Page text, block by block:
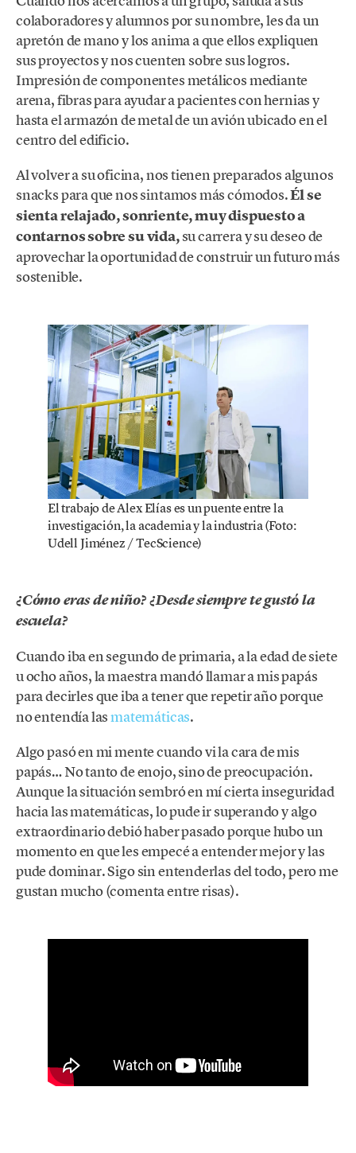
colaboradores y alumnos por su nombre, les da un
apretón de mano y los anima a que ellos expliquen
sus proyectos y nos cuenten sobre sus logros.
Impresión de componentes metálicos mediante
arena, fibras para ayudar a pacientes con hernias y
hasta el armazón de metal de un avión ubicado en el
centro del edificio.
Al volver a su oficina, nos tienen preparados algunos
snacks para que nos sintamos más cómodos.Él se
sienta relajado, sonriente, muy dispuesto a
contarnos sobre su vida,su carrera y su deseo de
aprovechar la oportunidad de construir un futuro más
sostenible.
El trabajo de Alex Elías es un puente entre la
investigación, la academia y la industria (Foto:
Udell Jiménez / TecScience)
¿Cómo eras de niño? ¿Desde siempre te gustó la
escuela?
Cuando iba en segundo de primaria, a la edad de siete
u ocho años, la maestra mandó llamar a mis papás
para decirlesque iba a tener que repetir año porque
no entendía lasmatemáticas.
Algo pasó en mi mente cuando vi la cara de mis
papás… No tanto de enojo, sino de preocupación.
Aunque la situación sembró en mí cierta inseguridad
hacia las matemáticas, lo pude ir superando y algo
extraordinario debió haber pasado porque hubo un
momento en que les empecé a entender mejor y las
pude dominar. Sigo sin entenderlas del todo, pero me
gustan mucho (comenta entre risas).